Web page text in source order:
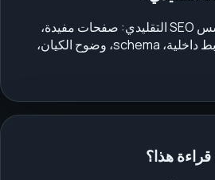
تعتمد GEO/AEO على أسس SEO التقليدي: صفحات مفيدة،
محتوى قابِل للزحف، روابط داخلية، schema، وضوح الكيان،
قراءة هذا؟